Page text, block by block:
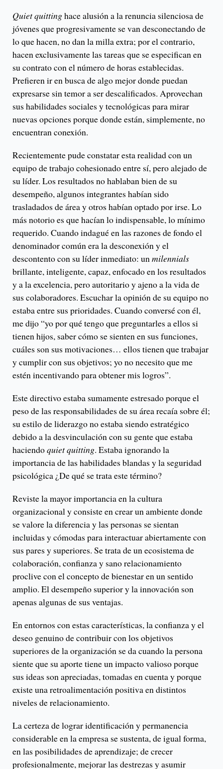
Quiet quittinghace alusión a la renuncia silenciosa de
jóvenes que progresivamente se van desconectando de
lo que hacen, no dan la milla extra; por el contrario,
hacen exclusivamente las tareas que se especifican en
su contrato con el número de horas establecidas.
Prefieren ir en busca de algo mejor donde puedan
expresarse sin temor a ser descalificados. Aprovechan
sus habilidades sociales y tecnológicas para mirar
nuevas opciones porque donde están, simplemente, no
encuentran conexión.
Recientemente pude constatar esta realidad con un
equipo de trabajo cohesionado entre sí, pero alejado de
su líder. Los resultados no hablaban bien de su
desempeño, algunos integrantes habían sido
trasladados de área y otros habían optado por irse. Lo
más notorio es que hacían lo indispensable, lo mínimo
requerido. Cuando indagué en las razones de fondo el
denominador común era la desconexión y el
descontento con su líder inmediato: unmilennials
brillante, inteligente, capaz, enfocado en los resultados
y a la excelencia, pero autoritario y ajeno a la vida de
sus colaboradores. Escuchar la opinión de su equipo no
estaba entre sus prioridades. Cuando conversé con él,
me dijo “yo por qué tengo que preguntarles a ellos si
tienen hijos, saber cómo se sienten en sus funciones,
cuáles son sus motivaciones… ellos tienen que trabajar
y cumplir con sus objetivos; yo no necesito que me
estén incentivando para obtener mis logros”.
Este directivo estaba sumamente estresado porque el
peso de las responsabilidades de su área recaía sobre él;
su estilo de liderazgo no estaba siendo estratégico
debido a la desvinculación con su gente que estaba
haciendoquiet quitting. Estaba ignorando la
importancia de las habilidades blandas y la seguridad
psicológica ¿De qué se trata este término?
Reviste la mayor importancia en la cultura
organizacional y consiste en crear un ambiente donde
se valore la diferencia y las personas se sientan
incluidas y cómodas para interactuar abiertamente con
sus pares y superiores. Se trata de un ecosistema de
colaboración, confianza y sano relacionamiento
proclive con el concepto de bienestar en un sentido
amplio. El desempeño superior y la innovación son
apenas algunas de sus ventajas.
En entornos con estas características, la confianza y el
deseo genuino de contribuir con los objetivos
superiores de la organización se da cuando la persona
siente que su aporte tiene un impacto valioso porque
sus ideas son apreciadas, tomadas en cuenta y porque
existe una retroalimentación positiva en distintos
niveles de relacionamiento.
La certeza de lograr identificación y permanencia
considerable en la empresa se sustenta, de igual forma,
en las posibilidades de aprendizaje; de crecer
profesionalmente, mejorar las destrezas y asumir